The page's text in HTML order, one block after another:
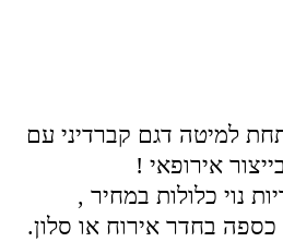
למיטה דגם קברדיני עם
אירופאי !
מגיעה עם 2 כריות נוי כלולות במחיר ,
בחדר אירוח או סלון.